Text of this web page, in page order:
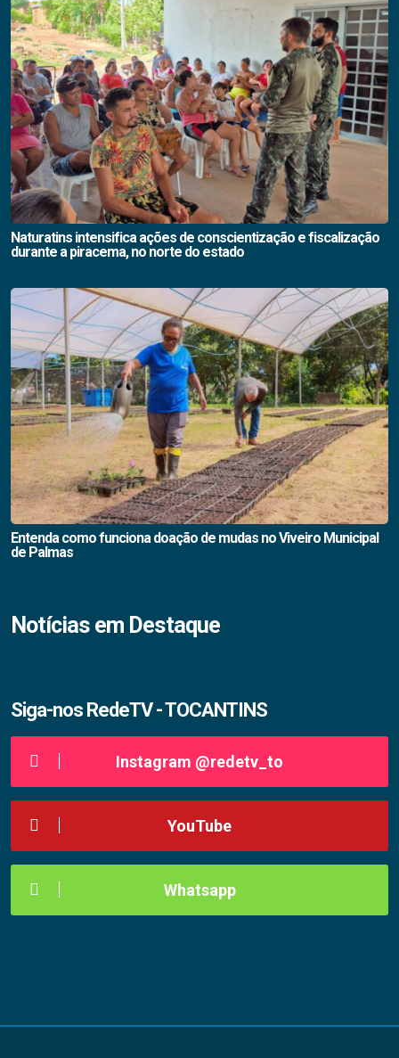
Naturatins intensifica ações de conscientização e fiscalização
durante a piracema, no norte do estado
Entenda como funciona doação de mudas no Viveiro Municipal
de Palmas
Notícias em Destaque
Siga-nos RedeTV - TOCANTINS
Instagram @redetv_to
YouTube
Whatsapp